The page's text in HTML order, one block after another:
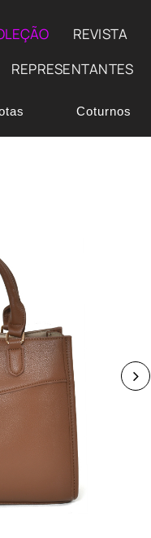
REVISTA
REPRESENTANTES
Coturnos